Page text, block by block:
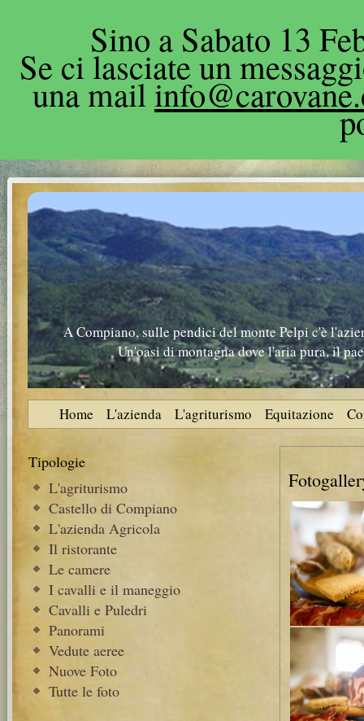
Sino a Sabato 13
Se ci lasciate un
una mail
A Compiano, sulle pendici del monte Pelpi c'è
Un'oasi di montagna dove l'aria pura, il
Home L'azienda L'agriturismo Equitazione
Tipologie
L'agriturismo
Castello di Compiano
L'azienda Agricola
Il ristorante
Le camere
I cavalli e il maneggio
Cavalli e Puledri
Panorami
Vedute aeree
Nuove Foto
Tutte le foto